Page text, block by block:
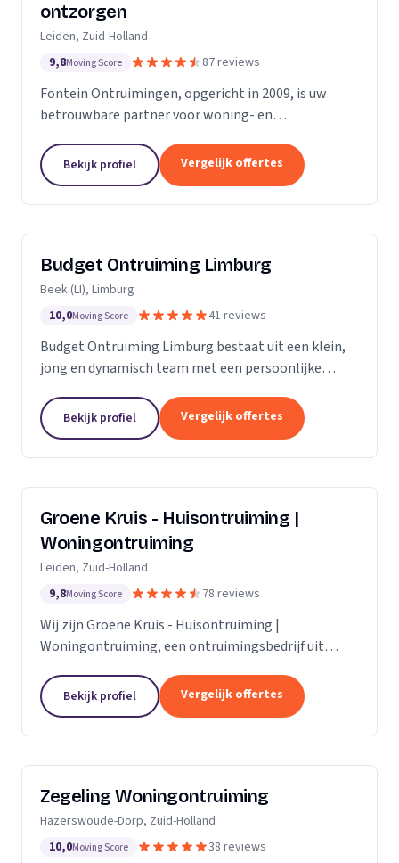
ontzorgen
Leiden, Zuid-Holland
9,8Moving Score 87 reviews
Fontein Ontruimingen, opgericht in 2009, is uw
betrouwbare partner voor woning- en
opleveringen. Met onze diensten, die zich
uitstrekken over Midden- en...
Bekijk profiel Vergelijk offertes
Budget Ontruiming Limburg
Beek (LI), Limburg
10,0Moving Score 41 reviews
Budget Ontruiming Limburg bestaat uit een klein,
jong en dynamisch team met een persoonlijke
de kwaliteit leveren die u uiteraard belangrijk vindt.
Bekijk profiel Vergelijk offertes
Groene Kruis - Huisontruiming |
Woningontruiming
Leiden, Zuid-Holland
9,8Moving Score 78 reviews
Wij zijn Groene Kruis - Huisontruiming |
Woningontruiming, een ontruimingsbedrijf uit
Bekijk profiel Vergelijk offertes
Zegeling Woningontruiming
Hazerswoude-Dorp, Zuid-Holland
10,0Moving Score 38 reviews